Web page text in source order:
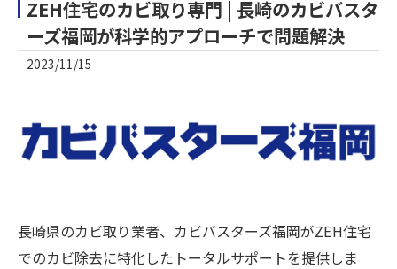
ZEH住宅のカビ取り専門 | 長崎のカビバスタ
ーズ福岡が科学的アプローチで問題解決
2023/11/15
長崎県のカビ取り業者、カビバスターズ福岡がZEH住宅
でのカビ除去に特化したトータルサポートを提供しま